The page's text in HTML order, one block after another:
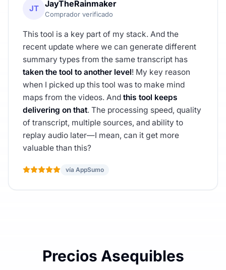
JT JayTheRainmaker
Comprador verificado
This tool is a key part of my stack. And the
recent update where we can generate different
summary types from the same transcript has
taken the tool to another level! My key reason
when I picked up this tool was to make mind
maps from the videos. And this tool keeps
delivering on that. The processing speed, quality
of transcript, multiple sources, and ability to
replay audio later—I mean, can it get more
valuable than this?
vía AppSumo
Precios Asequibles